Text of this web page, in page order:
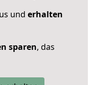
und erhalten
sparen, das